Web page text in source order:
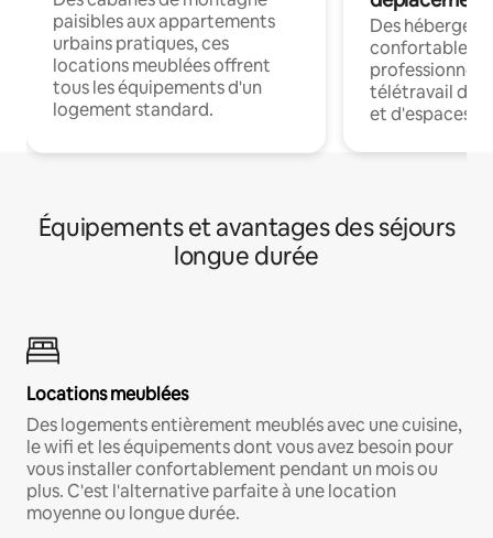
paisibles aux appartements
urbains pratiques, ces
locations meublées offrent
tous les équipements d'un
logement standard.
Des
confortables
professionnels
télétravail
et d'espaces
Équipements et avantages des séjours
longue durée
Locations meublées
Des logements entièrement meublés avec une cuisine,
le wifi et les équipements dont vous avez besoin pour
vous installer confortablement pendant un mois ou
plus. C'est l'alternative parfaite à une location
moyenne ou longue durée.